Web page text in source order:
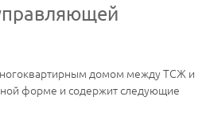
домом между ТСЖ и
форме и содержит следующие